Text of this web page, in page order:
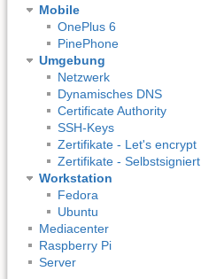
Mobile
OnePlus 6
PinePhone
Umgebung
Netzwerk
Dynamisches DNS
Certificate Authority
SSH-Keys
Zertifikate - Let's encrypt
Zertifikate - Selbstsigniert
Workstation
Fedora
Ubuntu
Mediacenter
Raspberry Pi
Server